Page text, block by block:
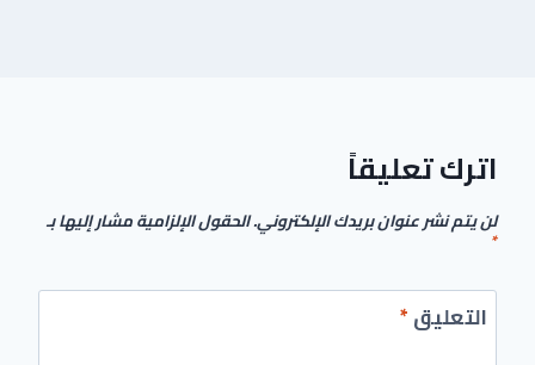
اترك تعليقاً
لن يتم نشر عنوان بريدك الإلكتروني.الحقول الإلزامية مشار إليها بـ
*
التعليق*